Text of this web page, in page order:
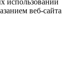
использовании
веб-сайта